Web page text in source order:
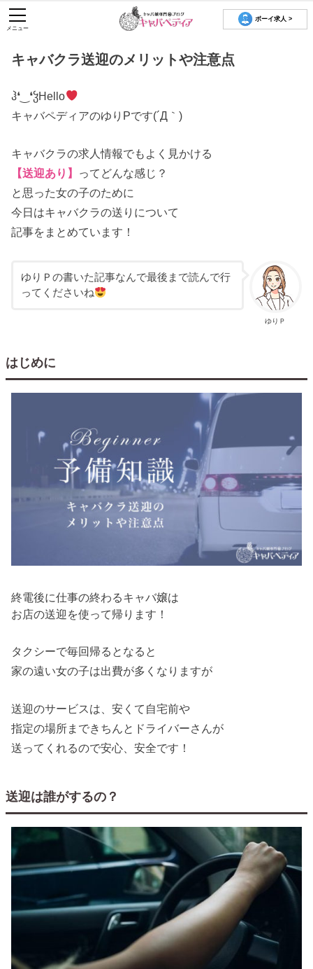
ボーイ求人 >
メニュー
キャバクラ送迎のメリットや注意点
ჰ❛‿❛ჴHello
キャバペディアのゆりPです(´Д｀)
キャバクラの求人情報でもよく見かける
【送迎あり】 ってどんな感じ？
と思った女の子のために
今日はキャバクラの送りについて
記事をまとめています！
ゆりＰ
ゆりＰの書いた記事なんで最後まで読んで行
ってくださいね
はじめに
終電後に仕事の終わるキャバ嬢は
お店の送迎を使って帰ります！
タクシーで毎回帰るとなると
家の遠い女の子は出費が多くなりますが
送迎のサービスは、安くて自宅前や
指定の場所まできちんとドライバーさんが
送ってくれるので安心、安全です！
送迎は誰がするの？